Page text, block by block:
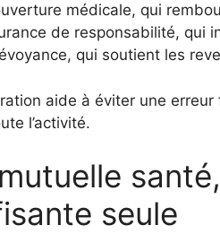
médicale, qui
de responsabilité, qui
qui soutient les
aide à éviter une
l’activité.
seule